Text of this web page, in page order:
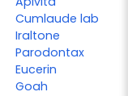
Cumlaude lab
Iraltone
Parodontax
Eucerin
Goah